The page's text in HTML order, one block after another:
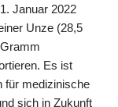
Januar 2022
Unze (28,5
Es ist
für medizinische
sich in Zukunft